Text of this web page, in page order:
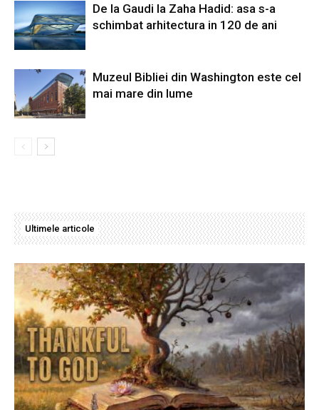
De la Gaudi la Zaha Hadid: asa s-a
schimbat arhitectura in 120 de ani
Muzeul Bibliei din Washington este cel
mai mare din lume
Ultimele articole